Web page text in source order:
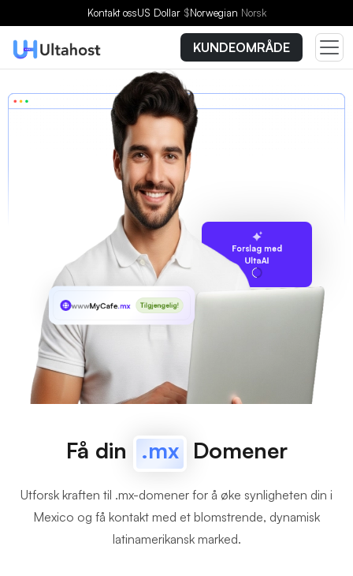
Kontakt ossUS Dollar $Norwegian Norsk
KUNDEOMRÅDE
Forslag med
UltaAI
wwwMyCafe.mx Tilgjengelig!
Få din .mx Domener
Utforsk kraften til .mx-domener for å øke synligheten din i
Mexico og få kontakt med et blomstrende, dynamisk
latinamerikansk marked.